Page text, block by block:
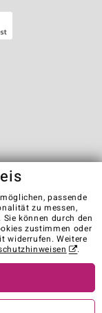
Impressum
der elumeo
passende
zu messen,
können durch den
zustimmen oder
widerrufen. Weitere
.